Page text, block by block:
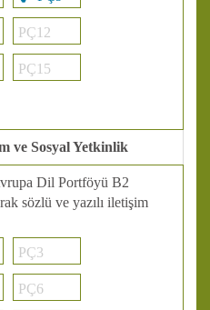
PÇ12
PÇ15
ve Sosyal Yetkinlik
Dil Portföyü B2
sözlü ve yazılı iletişim
PÇ3
PÇ6